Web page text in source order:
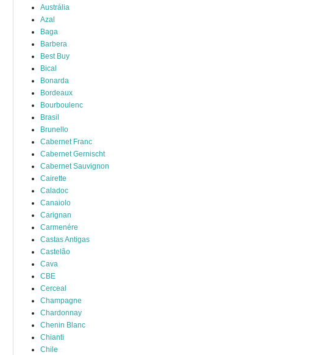
Austrália
Azal
Baga
Barbera
Best Buy
Bical
Bonarda
Bordeaux
Bourboulenc
Brasil
Brunello
Cabernet Franc
Cabernet Gernischt
Cabernet Sauvignon
Cairette
Caladoc
Canaiolo
Carignan
Carmenére
Castas Antigas
Castelão
Cava
CBE
Cerceal
Champagne
Chardonnay
Chenin Blanc
Chianti
Chile